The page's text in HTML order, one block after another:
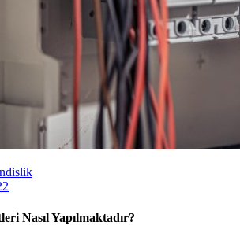
Nasıl Yapılmaktadır?